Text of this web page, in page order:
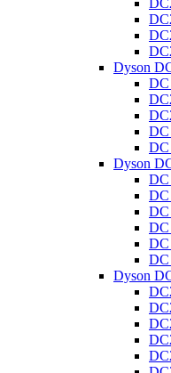
Dyson
DC
DC
DC
Dyson
DC
DC
DC
DC
DC
DC
Dyson